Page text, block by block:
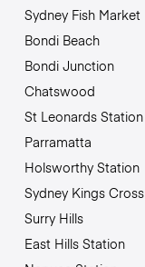
Sydney Fish Market
Bondi Beach
Bondi Junction
Chatswood
St Leonards Station
Parramatta
Holsworthy Station
Sydney Kings Cross
Surry Hills
East Hills Station